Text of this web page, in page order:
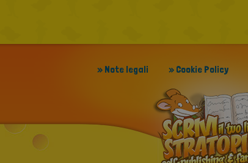
» Note legali » Cookie Policy